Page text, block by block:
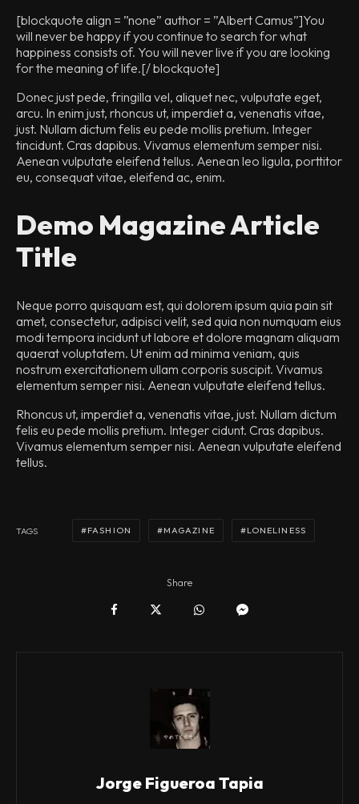
[blockquote align = ”none” author = ”Albert Camus”]You
will never be happy if you continue to search for what
happiness consists of. You will never live if you are looking
for the meaning of life.[/ blockquote]
Donec just pede, fringilla vel, aliquet nec, vulputate eget,
arcu. In enim just, rhoncus ut, imperdiet a, venenatis vitae,
just. Nullam dictum felis eu pede mollis pretium. Integer
tincidunt. Cras dapibus. Vivamus elementum semper nisi.
Aenean vulputate eleifend tellus. Aenean leo ligula, porttitor
eu, consequat vitae, eleifend ac, enim.
Demo Magazine Article
Title
Neque porro quisquam est, qui dolorem ipsum quia pain sit
amet, consectetur, adipisci velit, sed quia non numquam eius
modi tempora incidunt ut labore et dolore magnam aliquam
quaerat voluptatem. Ut enim ad minima veniam, quis
nostrum exercitationem ullam corporis suscipit. Vivamus
elementum semper nisi. Aenean vulputate eleifend tellus.
Rhoncus ut, imperdiet a, venenatis vitae, just. Nullam dictum
felis eu pede mollis pretium. Integer cidunt. Cras dapibus.
Vivamus elementum semper nisi. Aenean vulputate eleifend
tellus.
TAGS FASHION MAGAZINE LONELINESS
Share
Jorge Figueroa Tapia